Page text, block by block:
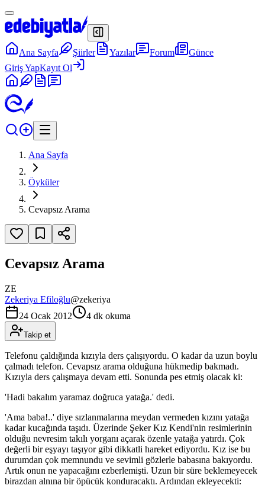
Ana Sayfa Şiirler Yazılar Forum
Günce
Giriş YapKayıt Ol
Ana Sayfa
Öyküler
Cevapsız Arama
Cevapsız Arama
ZE
Zekeriya Efiloğlu@zekeriya
24 Ocak 2012
4 dk okuma
Takip et
Telefonu çaldığında kızıyla ders çalışıyordu. O kadar da uzun boylu
çalmadı telefon. Cevapsız arama olduğuna hükmedip bakmadı.
Kızıyla ders çalışmaya devam etti. Sonunda pes etmiş olacak ki:
'Hadi bakalım yaramaz doğruca yatağa.' dedi.
'Ama baba!..' diye sızlanmalarına meydan vermeden kızını yatağa
kadar kucağında taşıdı. Üzerinde Şeker Kız Kendi'nin resimlerinin
olduğu nevresim takılı yorganı açarak özenle yatağa yatırdı. Çok
değerli bir eşyayı taşıyor gibi dikkatli hareket ediyordu. Kız ise bu
durumdan çok memnundu ve sevimli gözlerle babasına bakıyordu.
Artık onun ne yapacağını ezberlemişti. Uzun bir süre beklemeyecek
birazdan alnına bir öpücük konduracaktı. Ardından ekleyecekti: